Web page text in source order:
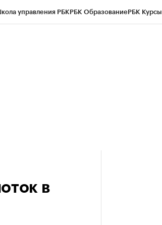
управления РБКРБК ОбразованиеРБК Курсы
в